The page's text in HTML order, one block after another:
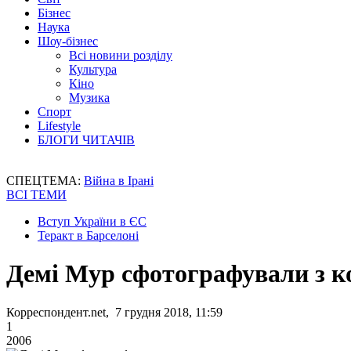
Бізнес
Наука
Шоу-бізнес
Всі новини розділу
Культура
Кіно
Музика
Спорт
Lifestyle
БЛОГИ ЧИТАЧІВ
СПЕЦТЕМА: Війна в Ірані
ВСІ ТЕМИ
Вступ України в ЄС
Теракт в Барселоні
Демі Мур сфотографували з
Корреспондент.net, 7 грудня 2018, 11:59
1
2006